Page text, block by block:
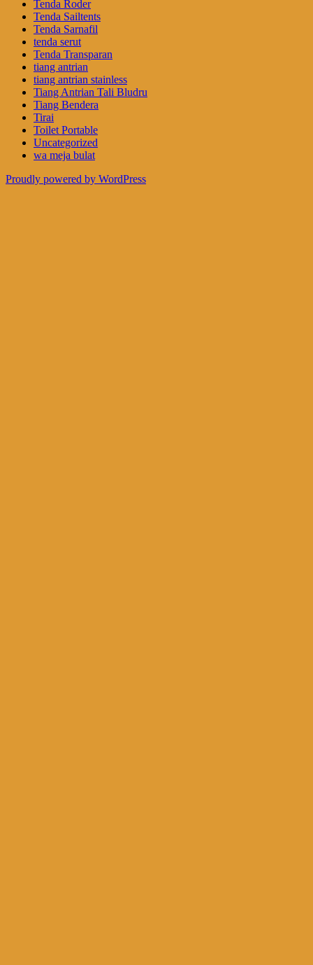
Tenda Roder
Tenda Sailtents
Tenda Sarnafil
tenda serut
Tenda Transparan
tiang antrian
tiang antrian stainless
Tiang Antrian Tali Bludru
Tiang Bendera
Tirai
Toilet Portable
Uncategorized
wa meja bulat
Proudly powered by WordPress